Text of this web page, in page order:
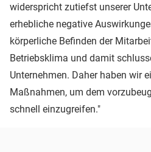
widerspricht zutiefst unserer
erhebliche negative
körperliche Befinden der
Betriebsklima und damit
Unternehmen. Daher haben wir
Maßnahmen, um dem
schnell einzugreifen."